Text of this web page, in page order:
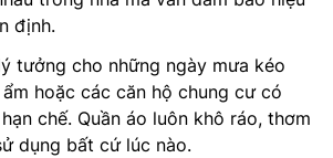
định.
tưởng cho những ngày mưa kéo
hoặc các căn hộ chung cư có
chế. Quần áo luôn khô ráo, thơm
dụng bất cứ lúc nào.